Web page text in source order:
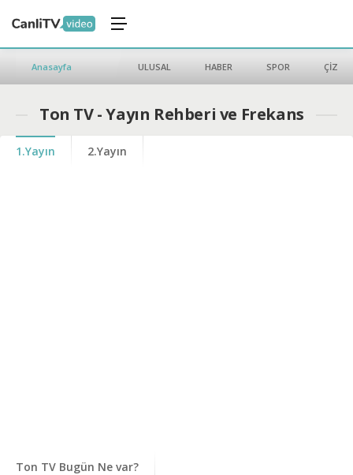
Anasayfa ULUSAL HABER SPOR ÇİZGİ
Ton TV - Yayın Rehberi ve Frekans
1.Yayın 2.Yayın
Ton TV Bugün Ne var?